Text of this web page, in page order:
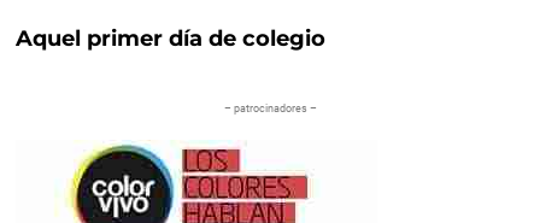
Aquel primer día de colegio
– patrocinadores –